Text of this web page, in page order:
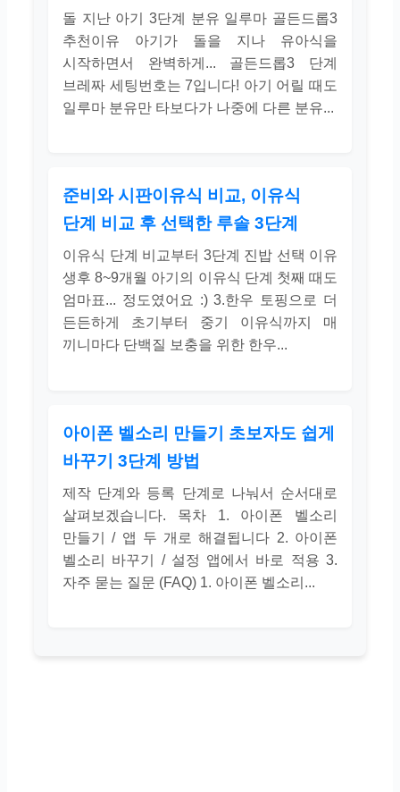
돌 지난 아기 3단계 분유 일루마 골든드롭3
추천이유 아기가 돌을 지나 유아식을
시작하면서 완벽하게... 골든드롭3 단계
브레짜 세팅번호는 7입니다! 아기 어릴 때도
일루마 분유만 타보다가 나중에 다른 분유...
준비와 시판이유식 비교, 이유식
단계 비교 후 선택한 루솔 3단계
이유식 단계 비교부터 3단계 진밥 선택 이유
생후 8~9개월 아기의 이유식 단계 첫째 때도
엄마표... 정도였어요 :) 3.한우 토핑으로 더
든든하게 초기부터 중기 이유식까지 매
끼니마다 단백질 보충을 위한 한우...
아이폰 벨소리 만들기 초보자도 쉽게
바꾸기 3단계 방법
제작 단계와 등록 단계로 나눠서 순서대로
살펴보겠습니다. 목차 1. 아이폰 벨소리
만들기 / 앱 두 개로 해결됩니다 2. 아이폰
벨소리 바꾸기 / 설정 앱에서 바로 적용 3.
자주 묻는 질문 (FAQ) 1. 아이폰 벨소리...